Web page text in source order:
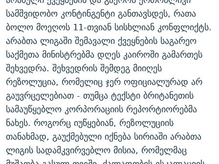
ᲛᲝᲚᲐᲞᲐᲠᲐᲙᲔ ᲢᲔᲥᲡᲢᲔᲑᲘ
ᲨᲘᲜ - ᲣᲪᲮᲝᲔᲗᲨᲘ
ᲚᲘᲢᲔᲠᲐᲢᲣᲠᲣᲚᲘ ᲬᲐᲮᲜᲐᲒᲔᲑᲘ
ᲐᲛᲔᲠᲘᲙᲣᲚᲘ ᲛᲝᲗᲮᲠᲝᲑᲐ
ᲘᲛᲞᲔᲠᲘᲐ ᲓᲐ ᲠᲐᲓᲘᲝ
ᲩᲔᲛᲘ ᲡᲘᲙᲕᲓᲘᲚᲘᲡ ᲛᲘᲖᲔᲖᲘᲐ COVID-19
11 ᲬᲔᲚᲘ - 11 ᲐᲛᲑᲐᲕᲘ
ᲡᲐᲞᲐᲠᲚᲐᲛᲔᲜᲢᲝ ᲐᲠᲩᲔᲕᲜᲔᲑᲘᲡ ᲘᲡᲢᲝᲠᲘᲐ
ᲑᲐᲕᲨᲕᲔᲑᲘ ᲞᲠᲝᲡᲢᲘᲢᲣᲪᲘᲐᲨᲘ - ᲐᲛᲝᲣᲗᲥᲛᲔᲚᲘ ᲐᲛᲑᲐᲕᲘ
5 ᲐᲛᲑᲐᲕᲘ - 20 ᲘᲕᲜᲘᲡᲡ ᲓᲐᲨᲐᲕᲔᲑᲣᲚᲔᲑᲘ
ᲐᲒᲕᲘᲡᲢᲝᲡ ᲝᲛᲘ
ПРИВЕТ ᲙᲣᲚᲢᲣᲠᲐ
ᲒᲐᲛᲝᲘᲬᲔᲠᲔ
რთე/რთ-ის ყველა საიტი
სამშვიდობო კონტინგენტი განთავსდეს, რათა
ბოლო მოეღოს 11-თვიან სისხლიან კონფლიქტს.
არაბთა ლიგაში შემავალი ქვეყნების საგარეო
საქმეთა მინისტრებმა დღეს კაიროში გამართეს
შეხვედრა. შეხვედრის შემდეგ მიიღეს
რეზოლუცია, რომელიც ჯერ ოფიციალურად არ
გაუვრცელებიათ - თუმცა ტექსტი ბრიტანეთის
სამაუწყებლო კორპორაციის რეპორტიორებმა
ნახეს. როგორც იუწყებიან, რეზოლუციის
თანახმად, გაუქმებული იქნება სირიაში არაბთა
ლიგის სადამკვირვებლო მისია, რომელმაც